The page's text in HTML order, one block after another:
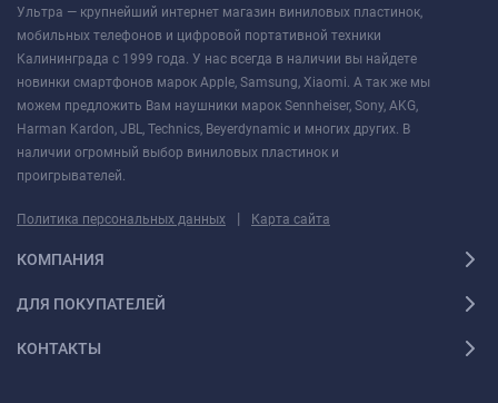
Ультра — крупнейший интернет магазин виниловых пластинок,
мобильных телефонов и цифровой портативной техники
Калининграда с 1999 года. У нас всегда в наличии вы найдете
новинки смартфонов марок Apple, Samsung, Xiaomi. А так же мы
можем предложить Вам наушники марок Sennheiser, Sony, AKG,
Harman Kardon, JBL, Technics, Beyerdynamic и многих других. В
наличии огромный выбор виниловых пластинок и
проигрывателей.
Политика персональных данных | Карта сайта
КОМПАНИЯ
ДЛЯ ПОКУПАТЕЛЕЙ
КОНТАКТЫ